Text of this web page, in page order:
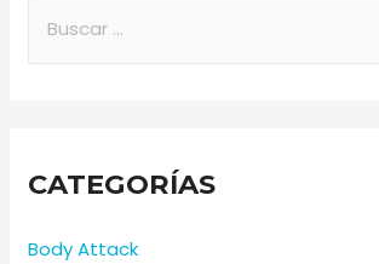
CATEGORÍAS
Body Attack